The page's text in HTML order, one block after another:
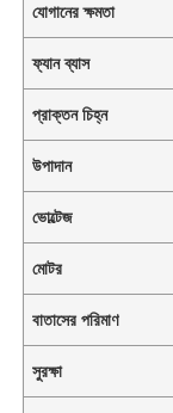
যোগানের ক্ষমতা
ফ্যান ব্যাস
প্রাক্তন চিহ্ন
উপাদান
ভোল্টেজ
মোটর
বাতাসের পরিমাণ
সুরক্ষা